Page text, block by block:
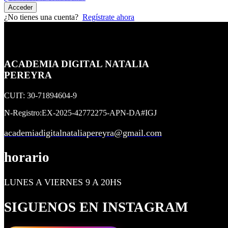
X
Acceder
¿No tienes una cuenta? Regístrate ahora
ACADEMIA DIGITAL NATALIA
PEREYRA
CUIT: 30-71894604-9
N-Registro:EX-2025-42772275-APN-DA#IGJ
academiadigitalnataliapereyra@gmail.com
horario
LUNES A VIERNES 9 A 20HS
SIGUENOS EN INSTAGRAM